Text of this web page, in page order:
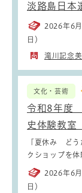
淡路島日
2026年6
日）
滝川記念
文化・芸術
令和8年度
史体験教
「夏休み どう
クショップを
2026年6
日）